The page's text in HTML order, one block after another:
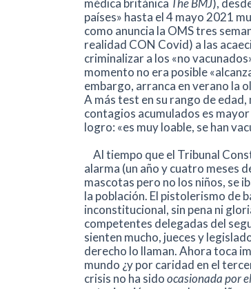
médica británica The BMJ),
países» hasta el 4 mayo 2021
como anuncia la OMS tres
realidad CON Covid) a las
criminalizar a los «no
momento no era posible
embargo, arranca en verano la
A más test en su rango de
contagios acumulados es
logro: «es muy loable, se han
Al tiempo que el Tribunal
alarma (un año y cuatro meses
mascotas pero no los niños, se
la población. El pistolerismo de
inconstitucional, sin pena ni
competentes delegadas del
sienten mucho, jueces y
derecho lo llaman. Ahora toca
mundo ¿y por caridad en el
crisis no ha sidoocasionada por